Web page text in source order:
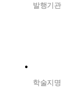
발행기관
학술지명